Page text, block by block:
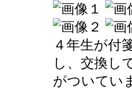
４年生が付
し、交換し
がついてい